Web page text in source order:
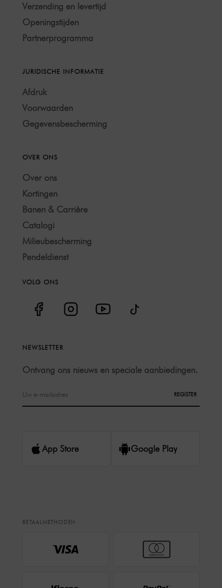
Verzending en levertijd
Openingstijden
Partnerprogramma
JURIDISCHE INFORMATIE
Afdruk
Voorwaarden
Gegevensbescherming
OVER ONS
Over ons
Kortingen
Banen & Carrière
Catalogi
Milieubescherming
Pendeldienst
VOLG ONS
NEWSLETTER
Ontvang ons nieuws en speciale aanbiedingen.
REGISTER
App Store Google Play
BETAALMETHODEN